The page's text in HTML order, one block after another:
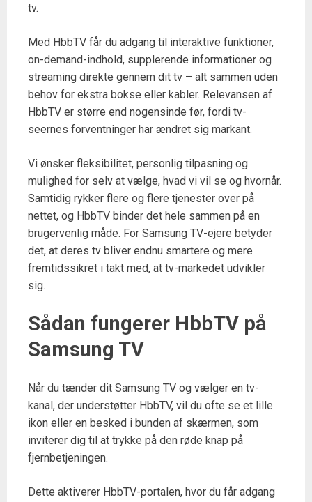
tv.
Med HbbTV får du adgang til interaktive funktioner,
on-demand-indhold, supplerende informationer og
streaming direkte gennem dit tv – alt sammen uden
behov for ekstra bokse eller kabler. Relevansen af
HbbTV er større end nogensinde før, fordi tv-
seernes forventninger har ændret sig markant.
Vi ønsker fleksibilitet, personlig tilpasning og
mulighed for selv at vælge, hvad vi vil se og hvornår.
Samtidig rykker flere og flere tjenester over på
nettet, og HbbTV binder det hele sammen på en
brugervenlig måde. For Samsung TV-ejere betyder
det, at deres tv bliver endnu smartere og mere
fremtidssikret i takt med, at tv-markedet udvikler
sig.
Sådan fungerer HbbTV på
Samsung TV
Når du tænder dit Samsung TV og vælger en tv-
kanal, der understøtter HbbTV, vil du ofte se et lille
ikon eller en besked i bunden af skærmen, som
inviterer dig til at trykke på den røde knap på
fjernbetjeningen.
Dette aktiverer HbbTV-portalen, hvor du får adgang